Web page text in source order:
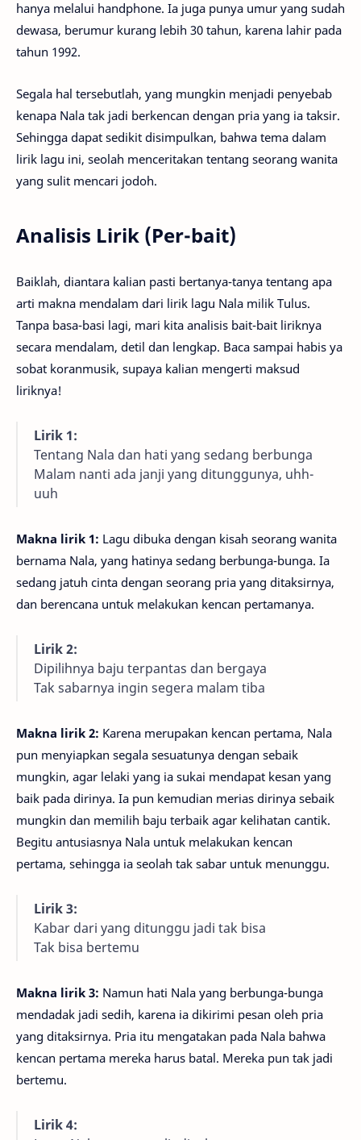
hanya melalui handphone. Ia juga punya umur yang sudah
dewasa, berumur kurang lebih 30 tahun, karena lahir pada
tahun 1992.
Segala hal tersebutlah, yang mungkin menjadi penyebab
kenapa Nala tak jadi berkencan dengan pria yang ia taksir.
Sehingga dapat sedikit disimpulkan, bahwa tema dalam
lirik lagu ini, seolah menceritakan tentang seorang wanita
yang sulit mencari jodoh.
Analisis Lirik (Per-bait)
Baiklah, diantara kalian pasti bertanya-tanya tentang apa
arti makna mendalam dari lirik lagu Nala milik Tulus.
Tanpa basa-basi lagi, mari kita analisis bait-bait liriknya
secara mendalam, detil dan lengkap. Baca sampai habis ya
sobat koranmusik, supaya kalian mengerti maksud
liriknya!
Lirik 1:
Tentang Nala dan hati yang sedang berbunga
Malam nanti ada janji yang ditunggunya, uhh-
uuh
Makna lirik 1: Lagu dibuka dengan kisah seorang wanita
bernama Nala, yang hatinya sedang berbunga-bunga. Ia
sedang jatuh cinta dengan seorang pria yang ditaksirnya,
dan berencana untuk melakukan kencan pertamanya.
Lirik 2:
Dipilihnya baju terpantas dan bergaya
Tak sabarnya ingin segera malam tiba
Makna lirik 2: Karena merupakan kencan pertama, Nala
pun menyiapkan segala sesuatunya dengan sebaik
mungkin, agar lelaki yang ia sukai mendapat kesan yang
baik pada dirinya. Ia pun kemudian merias dirinya sebaik
mungkin dan memilih baju terbaik agar kelihatan cantik.
Begitu antusiasnya Nala untuk melakukan kencan
pertama, sehingga ia seolah tak sabar untuk menunggu.
Lirik 3:
Kabar dari yang ditunggu jadi tak bisa
Tak bisa bertemu
Makna lirik 3: Namun hati Nala yang berbunga-bunga
mendadak jadi sedih, karena ia dikirimi pesan oleh pria
yang ditaksirnya. Pria itu mengatakan pada Nala bahwa
kencan pertama mereka harus batal. Mereka pun tak jadi
bertemu.
Lirik 4: